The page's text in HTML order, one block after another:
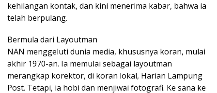
kehilangan kontak, dan kini menerima kabar, bahwa ia
telah berpulang.
Bermula dari Layoutman
NAN menggeluti dunia media, khususnya koran, mulai
akhir 1970-an. Ia memulai sebagai layoutman
merangkap korektor, di koran lokal, Harian Lampung
Post. Tetapi, ia hobi dan menjiwai fotografi. Ke sana ke